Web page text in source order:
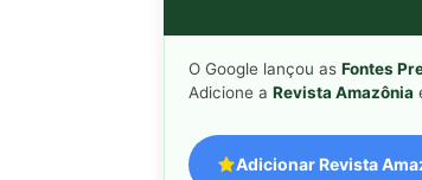
O Google lançou as Fontes
Adicione a Revista Amazônia
Adicionar Revista